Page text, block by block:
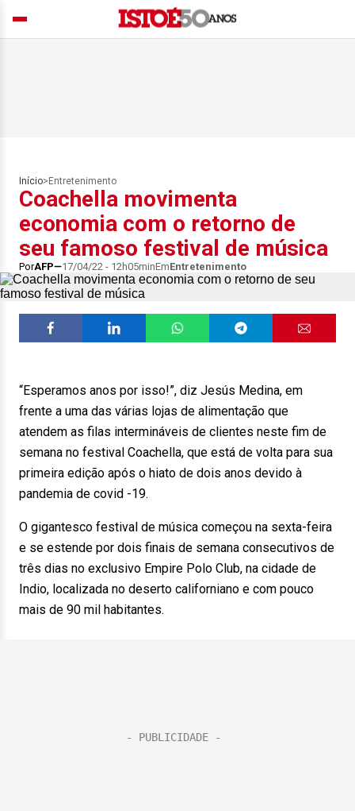
Início> Entretenimento
Coachella movimenta
economia com o retorno de
seu famoso festival de música
PorAFP 17/04/22 - 12h05minEmEntretenimento
“Esperamos anos por isso!”, diz Jesús Medina, em
frente a uma das várias lojas de alimentação que
atendem as filas intermináveis de clientes neste fim de
semana no festival Coachella, que está de volta para sua
primeira edição após o hiato de dois anos devido à
pandemia de covid -19.
O gigantesco festival de música começou na sexta-feira
e se estende por dois finais de semana consecutivos de
três dias no exclusivo Empire Polo Club, na cidade de
Indio, localizada no deserto californiano e com pouco
mais de 90 mil habitantes.